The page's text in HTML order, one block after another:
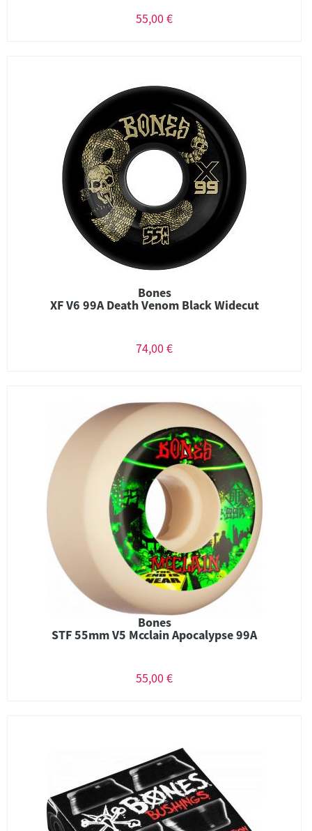
55,00 €
Bones
XF V6 99A Death Venom Black Widecut
74,00 €
Bones
STF 55mm V5 Mcclain Apocalypse 99A
55,00 €